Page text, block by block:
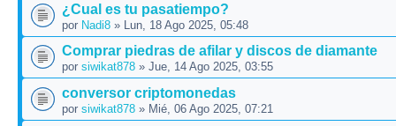
¿Cual es tu pasatiempo?
por Nadi8 » Lun, 18 Ago 2025, 05:48
Comprar piedras de afilar y discos de diamante
por siwikat878 » Jue, 14 Ago 2025, 03:55
conversor criptomonedas
por siwikat878 » Mié, 06 Ago 2025, 07:21